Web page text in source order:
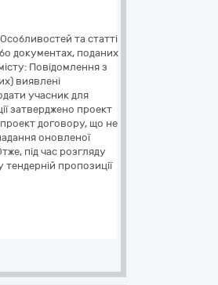
та статті
документах, поданих
Повідомлення з
виявлені
учасник для
затверджено проект
проект договору, що не
оновленої
під час розгляду
пропозиції